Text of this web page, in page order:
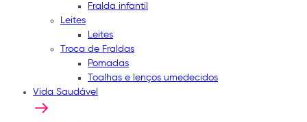
Fralda infantil
Leites
Leites
Troca de Fraldas
Pomadas
Toalhas e lenços umedecidos
Vida Saudável